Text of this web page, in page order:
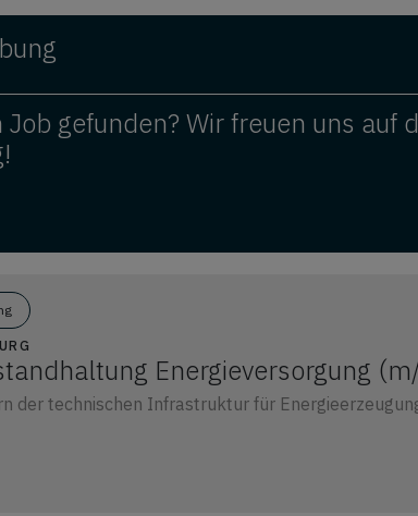
gefunden? Wir freuen uns auf
Energieversorgung
der technischen Infrastruktur für